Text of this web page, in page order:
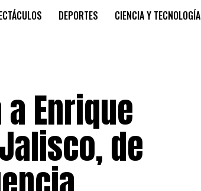
DEPORTES CIENCIA Y TECNOLOGÍA
Enrique
de